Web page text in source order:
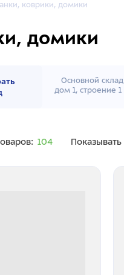
коврики, домики
домики
Основной
дом 1, строение 1
104 Показывать